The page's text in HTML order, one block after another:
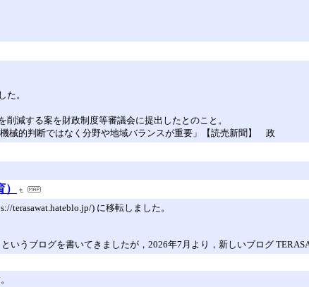
た。
減する案を財政制度等審議会に提出したとのこと。
械的判断ではなく分野や地域バランスが重要」【読売新聞】 政
terasawat.hateblo.jp/) に移転しました。
うブログを書いてきましたが，2026年7月より，新しいブログ